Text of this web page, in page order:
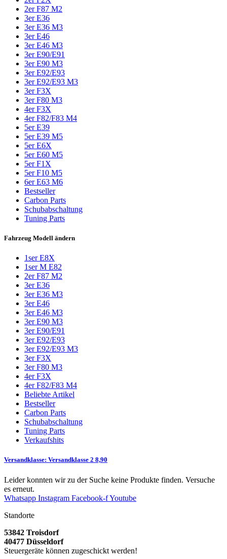
2er F87 M2
3er E36
3er E36 M3
3er E46
3er E46 M3
3er E90/E91
3er E90 M3
3er E92/E93
3er E92/E93 M3
3er F3X
3er F80 M3
4er F3X
4er F82/F83 M4
5er E39
5er E39 M5
5er E6X
5er E60 M5
5er F1X
5er F10 M5
6er E63 M6
Bestseller
Carbon Parts
Schubabschaltung
Tuning Parts
Fahrzeug Modell ändern
1ser E8X
1ser M E82
2er F87 M2
3er E36
3er E36 M3
3er E46
3er E46 M3
3er E90 M3
3er E90/E91
3er E92/E93
3er E92/E93 M3
3er F3X
3er F80 M3
4er F3X
4er F82/F83 M4
Beliebte Artikel
Bestseller
Carbon Parts
Schubabschaltung
Tuning Parts
Verkaufshits​
Versandklasse: Versandklasse 2 8,90
Leider konnten wir zu der Suche keine Produkte finden. Versuche
es erneut.
Whatsapp Instagram Facebook-fYoutube
Standorte
53842 Troisdorf
40477 Düsseldorf
Steuergeräte können zugeschickt werden!